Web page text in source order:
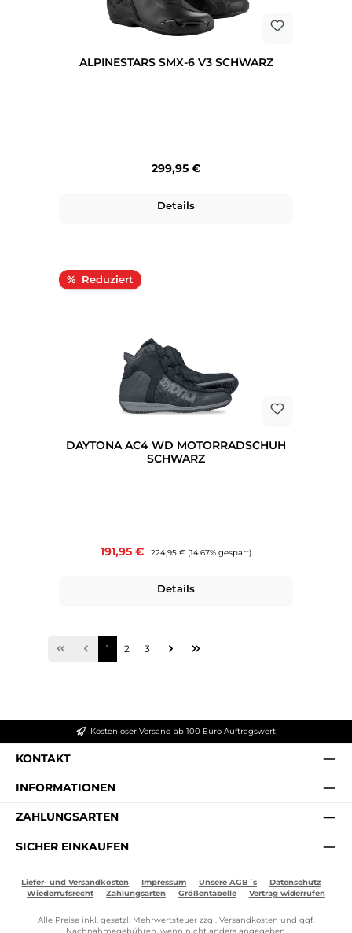
ALPINESTARS SMX-6 V3 SCHWARZ
Regulärer Preis:
299,95 €
Details
% Rabatt
DAYTONA AC4 WD MOTORRADSCHUH
SCHWARZ
Verkaufspreis:
191,95 € Regulärer Preis:
224,95 € (14.67% gespart)
Details
Seite
1 Seite
2 Seite
3
Kostenloser Versand ab 100 Euro Auftragswert
KONTAKT
INFORMATIONEN
ZAHLUNGSARTEN
SICHER EINKAUFEN
Liefer- und Versandkosten Impressum Unsere AGB´s
Datenschutz
Wiederrufsrecht
Zahlungsarten Größentabelle Vertrag widerrufen
Alle Preise inkl. gesetzl. Mehrwertsteuer zzgl. Versandkosten und ggf.